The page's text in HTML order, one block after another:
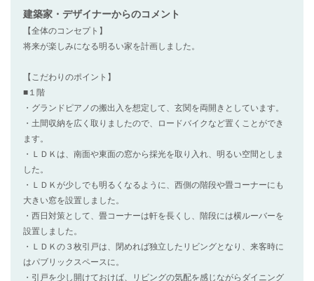
建築家・デザイナーからのコメント
【全体のコンセプト】
将来が楽しみになる明るい家を計画しました。
【こだわりのポイント】
■１階
・グランドピアノの搬出入を想定して、玄関を両開きとしています。
・土間収納を広く取りましたので、ロードバイクなど置くことができ
ます。
・ＬＤＫは、南面や東面の窓から採光を取り入れ、明るい空間としま
した。
・ＬＤＫが少しでも明るくなるように、西側の階段や畳コーナーにも
大きい窓を設置しました。
・西日対策として、畳コーナーは軒を長くし、階段には横ルーバーを
設置しました。
・ＬＤＫの３枚引戸は、閉めれば独立したリビングとなり、来客時に
はパブリックスペースに。
・引戸を少し開けておけば、リビングの気配を感じながらダイニング